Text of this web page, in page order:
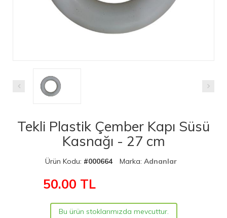
Tekli Plastik Çember Kapı Süsü
Kasnağı - 27 cm
Ürün Kodu: #000664 Marka: Adnanlar
50.00 TL
Bu ürün stoklarımızda mevcuttur.